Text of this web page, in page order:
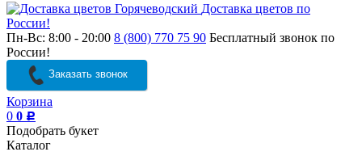
Доставка цветов по
России!
Пн-Вс: 8:00 - 20:00 8 (800) 770 75 90 Бесплатный звонок по
России!
Заказать звонок
Корзина
0 0 Р
Подобрать букет
Каталог